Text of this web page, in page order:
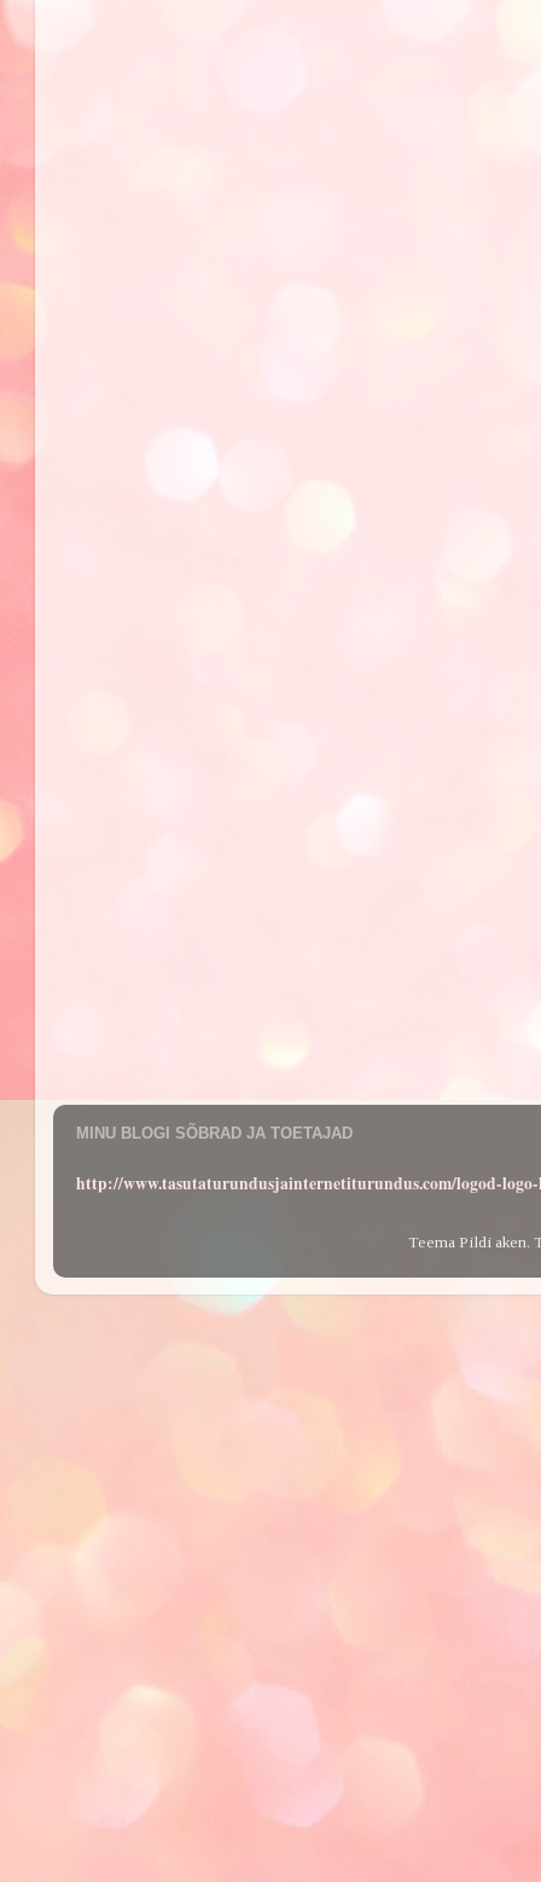
MINU BLOGI SÕBRAD JA TOETAJAD
http://www.tasutaturundusjainternetiturundus.com/logod-
Teema Pildi aken.